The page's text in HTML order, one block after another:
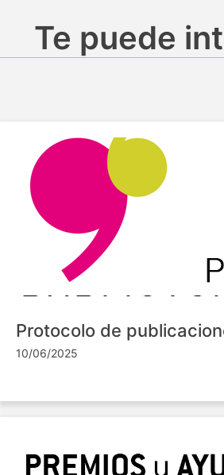
Te puede
Protocolo de
10/06/2025